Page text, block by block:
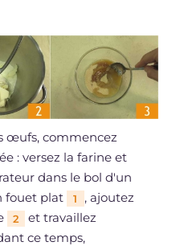
œufs, commencez
: versez la farine et
dans le bol d'un
fouet plat
1
, ajoutez
2
et travaillez
ce temps,